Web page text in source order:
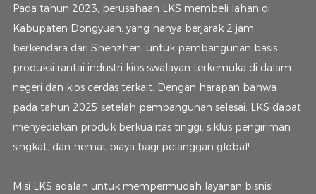
Pada tahun 2023, perusahaan LKS membeli lahan di
Kabupaten Dongyuan, yang hanya berjarak 2 jam
berkendara dari Shenzhen, untuk pembangunan basis
produksi rantai industri kios swalayan terkemuka di dalam
negeri dan kios cerdas terkait. Dengan harapan bahwa
pada tahun 2025 setelah pembangunan selesai, LKS dapat
menyediakan produk berkualitas tinggi, siklus pengiriman
singkat, dan hemat biaya bagi pelanggan global!
Misi LKS adalah untuk mempermudah layanan bisnis!